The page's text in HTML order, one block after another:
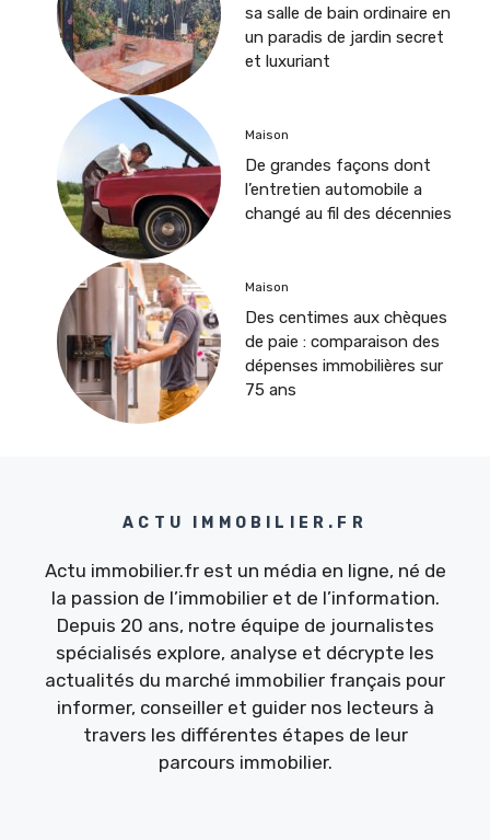
sa salle de bain ordinaire en
un paradis de jardin secret
et luxuriant
Maison
De grandes façons dont
l’entretien automobile a
changé au fil des décennies
Maison
Des centimes aux chèques
de paie : comparaison des
dépenses immobilières sur
75 ans
ACTU IMMOBILIER.FR
Actu immobilier.fr est un média en ligne, né de
la passion de l’immobilier et de l’information.
Depuis 20 ans, notre équipe de journalistes
spécialisés explore, analyse et décrypte les
actualités du marché immobilier français pour
informer, conseiller et guider nos lecteurs à
travers les différentes étapes de leur
parcours immobilier.